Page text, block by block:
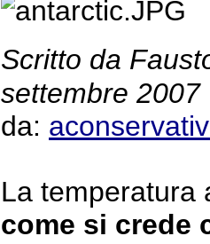
Scritto da
settembre 2007
da:
La temperatura
come si crede